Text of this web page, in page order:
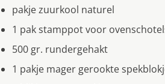
pakje zuurkool naturel
1 pak stamppot voor
500 gr. rundergehakt
1 pakje mager gerookte